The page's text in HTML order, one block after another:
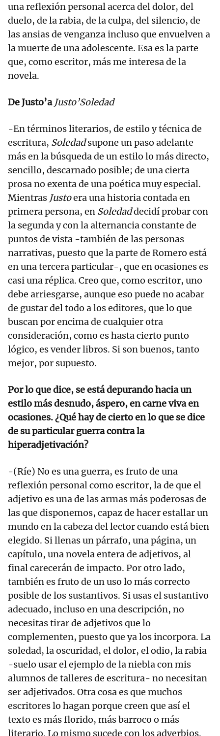
una reflexión personal acerca del dolor, del
duelo, de la rabia, de la culpa, del silencio, de
las ansias de venganza incluso que envuelven a
la muerte de una adolescente. Esa es la parte
que, como escritor, más me interesa de la
novela.
De Justo’a Justo’Soledad
-En términos literarios, de estilo y técnica de
escritura, Soledadsupone un paso adelante
más en la búsqueda de un estilo lo más directo,
sencillo, descarnado posible; de una cierta
prosa no exenta de una poética muy especial.
Mientras Justoera una historia contada en
primera persona, en Soledaddecidí probar con
la segunda y con la alternancia constante de
puntos de vista -también de las personas
narrativas, puesto que la parte de Romero está
en una tercera particular-, que en ocasiones es
casi una réplica. Creo que, como escritor, uno
debe arriesgarse, aunque eso puede no acabar
de gustar del todo a los editores, que lo que
buscan por encima de cualquier otra
consideración, como es hasta cierto punto
lógico, es vender libros. Si son buenos, tanto
mejor, por supuesto.
Por lo que dice, se está depurando hacia un
estilo más desnudo, áspero, en carne viva en
ocasiones. ¿Qué hay de cierto en lo que se dice
de su particular guerra contra la
hiperadjetivación?
-(Ríe) No es una guerra, es fruto de una
reflexión personal como escritor, la de que el
adjetivo es una de las armas más poderosas de
las que disponemos, capaz de hacer estallar un
mundo en la cabeza del lector cuando está bien
elegido. Si llenas un párrafo, una página, un
capítulo, una novela entera de adjetivos, al
final carecerán de impacto. Por otro lado,
también es fruto de un uso lo más correcto
posible de los sustantivos. Si usas el sustantivo
adecuado, incluso en una descripción, no
necesitas tirar de adjetivos que lo
complementen, puesto que ya los incorpora. La
soledad, la oscuridad, el dolor, el odio, la rabia
-suelo usar el ejemplo de la niebla con mis
alumnos de talleres de escritura- no necesitan
ser adjetivados. Otra cosa es que muchos
escritores lo hagan porque creen que así el
texto es más florido, más barroco o más
literario. Lo mismo sucede con los adverbios.